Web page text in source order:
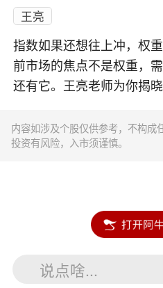
王亮
指数如果还想往上冲，权
前市场的焦点不是权重，
还有它。王亮老师为你揭晓
内容如涉及个股仅供参考，不构成
投资有风险，入市须谨慎。
说点啥...